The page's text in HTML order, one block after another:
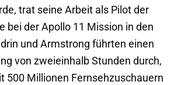
trat seine Arbeit als Pilot der
bei der Apollo 11 Mission in den
und Armstrong führten einen
von zweieinhalb Stunden durch,
500 Millionen Fernsehzuschauern